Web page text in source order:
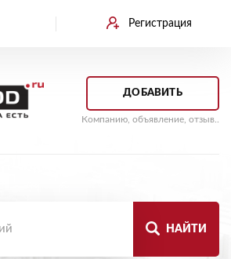
Регистрация
ДОБАВИТЬ
Компанию, объявление, отзыв..
НАЙТИ